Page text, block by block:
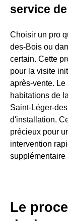
service
Choisir un pro
des-Bois ou
certain. Cette
pour la visite
après-vente.
habitations de
Saint-Léger-
d'installation.
précieux pour
intervention
supplémentaire
Le